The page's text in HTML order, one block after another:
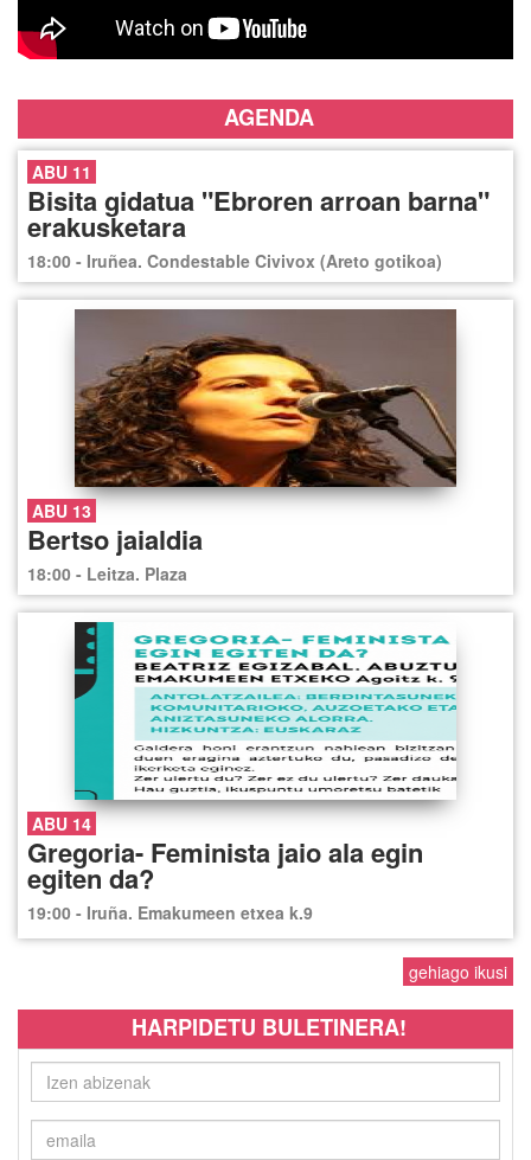
AGENDA
ABU 11
Bisita gidatua "Ebroren arroan barna"
erakusketara
18:00 - Iruñea. Condestable Civivox (Areto gotikoa)
ABU 13
Bertso jaialdia
18:00 - Leitza. Plaza
ABU 14
Gregoria- Feminista jaio ala egin
egiten da?
19:00 - Iruña. Emakumeen etxea k.9
gehiago ikusi
HARPIDETU BULETINERA!